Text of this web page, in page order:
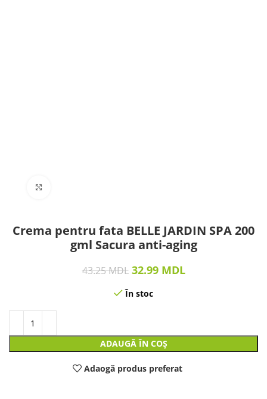
Crema pentru fata BELLE JARDIN SPA 200
gml Sacura anti-aging
43.25MDL 32.99 MDL
În stoc
ADAUGĂ ÎN COȘ
Adaogă produs preferat